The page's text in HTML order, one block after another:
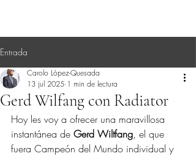
Entrada
Gerd Wilfang con Radiator
Carolo López-Quesada
13 jul 2025 1 min de lectura
Hoy les voy a ofrecer una maravillosa
instantánea de Gerd Wiltfang, el que
fuera Campeón del Mundo individual y